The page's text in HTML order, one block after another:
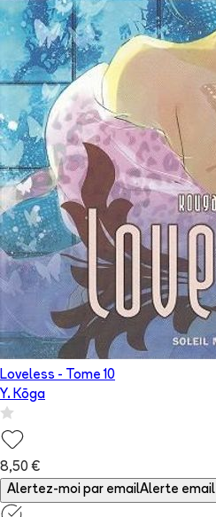
Loveless - Tome 10
Y. Kōga
8,50 €
Alertez-moi par emailAlerte email